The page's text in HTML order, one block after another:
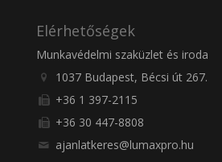
Elérhetőségek
Munkavédelmi szaküzlet és iroda
1037 Budapest, Bécsi út 267.
+36 1 397-2115
+36 30 447-8808
ajanlatkeres@lumaxpro.hu